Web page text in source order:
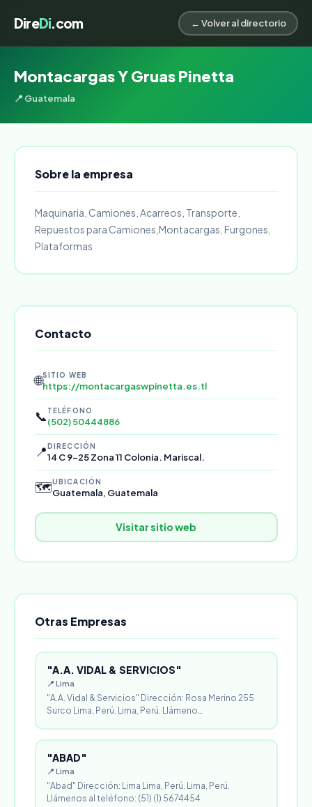
DireDi.com ← Volver al directorio
Montacargas Y Gruas Pinetta
📍 Guatemala
Sobre la empresa
Maquinaria, Camiones, Acarreos, Transporte,
Repuestos para Camiones,Montacargas, Furgones,
Plataformas
Contacto
🌐SITIO WEB
https://montacargaswpinetta.es.tl
📞 TELÉFONO
(502) 50444886
📍DIRECCIÓN
14 C 9-25 Zona 11 Colonia. Mariscal.
🗺️UBICACIÓN
Guatemala, Guatemala
Visitar sitio web
Otras Empresas
"A.A. VIDAL & SERVICIOS"
📍 Lima
"A.A. Vidal & Servicios" Dirección: Rosa Merino 255
Surco Lima, Perú. Lima, Perú. Llámeno…
"ABAD"
📍 Lima
"Abad" Dirección: Lima Lima, Perú. Lima, Perú.
Llámenos al teléfono: (51) (1) 5674454